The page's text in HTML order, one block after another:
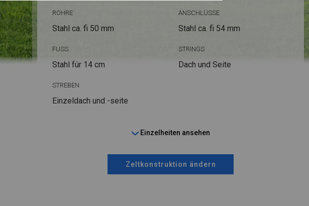
ROHRE
Stahl ca. fi 50 mm
ANSCHLÜSSE
Stahl ca. fi 54 mm
FUSS
Stahl für 14 cm
STRINGS
Dach und Seite
STREBEN
Einzeldach und -seite
Einzelheiten ansehen
Zeltkonstruktion ändern